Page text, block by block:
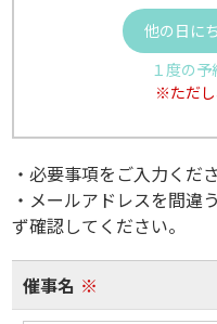
他の日に
１度の
※ただし
・必要事項をご入力くだ
・メールアドレスを間違
ず確認してください。
催事名 ※